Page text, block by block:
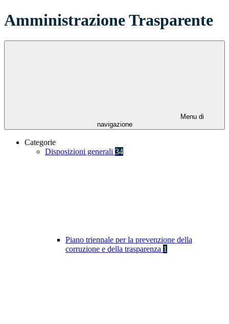
Amministrazione Trasparente
Menu di
navigazione
Categorie
Disposizioni generali 34
Piano triennale per la prevenzione della
corruzione e della trasparenza 1